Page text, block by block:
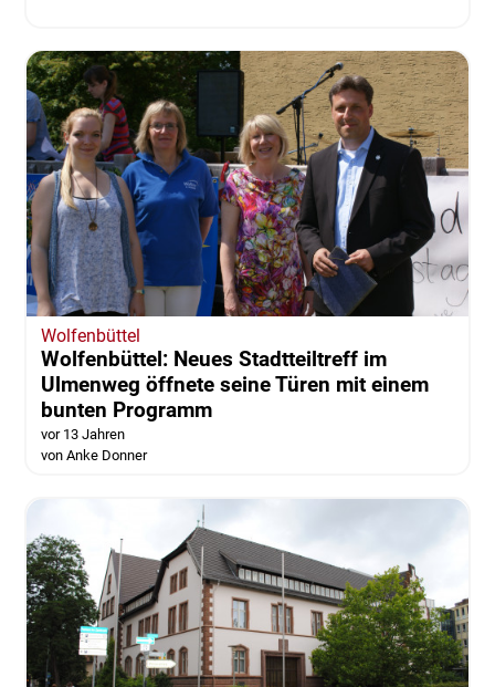
Wolfenbüttel
Wolfenbüttel: Neues Stadtteiltreff im
Ulmenweg öffnete seine Türen mit einem
bunten Programm
vor 13 Jahren
von Anke Donner